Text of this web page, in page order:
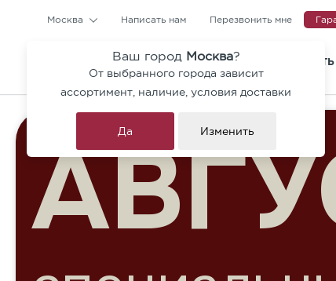
Ваш город Москва?
От выбранного города зависит
ассортимент, наличие, условия доставки
Да Изменить
Москва Написать нам Перезвонить мне
КАТАЛОГ
Тротуарная плитка и
Коллекция Гранит
Брусчатка
Архитектурные блоки
ГДЕ КУПИТЬ